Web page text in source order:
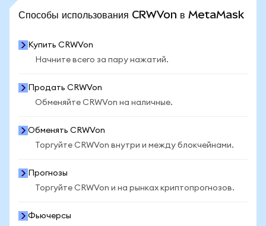
Способы использования CRWVon в MetaMask
Купить CRWVon
Начните всего за пару нажатий.
Продать CRWVon
Обменяйте CRWVon на наличные.
Обменять CRWVon
Торгуйте CRWVon внутри и между блокчейнами.
Прогнозы
Торгуйте CRWVon и на рынках криптопрогнозов.
Фьючерсы